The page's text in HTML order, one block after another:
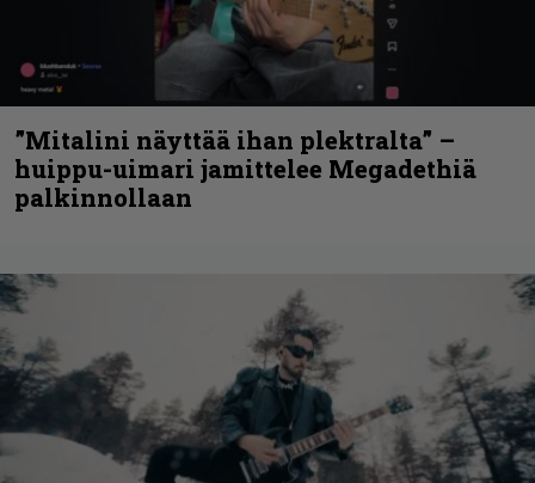
”Mitalini näyttää ihan plektralta” –
huippu-uimari jamittelee Megadethiä
palkinnollaan